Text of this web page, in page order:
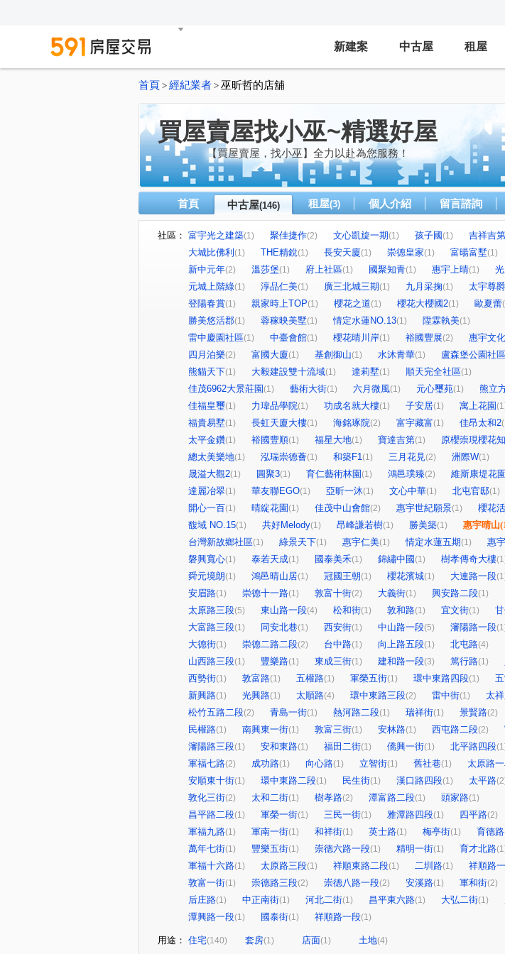
新建案 中古屋 租屋
首頁 > 經紀業者 > 巫昕哲的店舖
買屋賣屋找小巫~精選好屋
【買屋賣屋，找小巫】全力以赴為您服務！
首頁 中古屋(146) 租屋(3) 個人介紹 留言諮詢
社區： 富宇光之建築(1) 聚佳捷作(2) 文心凱旋一期(1) 孩子國(1) 吉祥吉第
大城比佛利 (1) THE精銳(1) 長安天廈(1) 崇德皇家(1) 富暘富墅(1)
新中元年(2) 溫莎堡(1) 府上社區(1) 國聚知青(1) 惠宇上晴(1)
元城上階綠(1) 淳品仁美(1) 廣三北城三期(1) 九月采掬(1) 太宇尊爵
登陽春賞(1) 親家時上TOP(1) 櫻花之道(1) 櫻花大櫻國2(1) 歐夏蕾
勝美悠活郡(1) 蓉稼映美墅(1) 情定水蓮NO.13(1) 陞霖執美(1)
雷中慶園社區(1) 中臺會館(1) 櫻花晴川岸(1) 裕國豐展(2) 惠宇文
四月泊樂(2) 富國大廈(1) 基創御山(1) 水沐青華(1) 盧森堡公園社區
熊貓天下(1) 大毅建設雙十流域(1) 達莉墅(1) 順天完全社區(1)
佳茂6962大景莊園 (1) 藝術大街(1) 六月微風(1) 元心璽苑(1) 熊立
佳福皇璽(1) 力瑋品學院(1) 功成名就大樓(1) 子安居(1) 寓上花園
福貴易墅(1) 長虹天廈大樓(1) 海銘琢院(2) 富宇藏富(1) 佳昂太和2
太平金鑽(1) 裕國豐順(1) 福星大地(1) 寶達吉第(1) 原櫻崇現櫻花
總太美樂地(1) 泓瑞崇德薈(1) 和築F1(1) 三月花見(2) 洲際W(1)
晟溢大觀2(1) 圓聚3(1) 育仁藝術林園 (1) 鴻邑璞臻(2) 維斯康堤花園
達麗冶翠(1) 華友聯EGO(1) 亞昕一沐(1) 文心中華(1) 北屯官邸(1)
開心一百(1) 晴綻花園 (1) 佳茂中山會館(2) 惠宇世紀願景(1) 櫻花
馥域 NO.15(1) 共好Melody(1) 昂峰謙若樹(1) 勝美築(1) 惠宇晴山
台灣新故鄉社區(1) 綠景天下(1) 惠宇仁美(1) 情定水蓮五期(1) 惠
磐興寬心(1) 泰若天成(1) 國泰美禾(1) 錦繡中國 (1) 樹孝傳奇大樓
舜元境朗(1) 鴻邑晴山居(1) 冠國王朝(1) 櫻花濱城(1) 大連路一段
安眉路(1) 崇德十一路(1) 敦富十街(2) 大義街(1) 興安路二段(1)
太原路三段(5) 東山路一段(4) 松和街(1) 敦和路(1) 宜文街(1)
大富路三段(1) 同安北巷(1) 西安街(1) 中山路一段(5) 瀋陽路一段
大德街(1) 崇德二路二段(2) 台中路(1) 向上路五段(1) 北屯路(4)
山西路三段(1) 豐樂路(1) 東成三街(1) 建和路一段(3) 篤行路(1)
西勢街(1) 敦富路(1) 五權路(1) 軍榮五街(1) 環中東路四段(1)
新興路(1) 光興路(1) 太順路(4) 環中東路三段(2) 雷中街(1) 太
松竹五路二段(2) 青島一街(1) 熱河路二段(1) 瑞祥街(1) 景賢路(2)
民權路(1) 南興東一街(1) 敦富三街(1) 安林路(1) 西屯路二段(2)
瀋陽路三段(1) 安和東路(1) 福田二街(1) 僑興一街(1) 北平路四段
軍福七路(2) 成功路(1) 向心路(1) 立智街(1) 舊社巷(1) 太原路
安順東十街(1) 環中東路二段(1) 民生街(1) 漢口路四段(1) 太平路
敦化三街(2) 太和二街(1) 樹孝路(2) 潭富路二段(1) 頭家路(1)
昌平路二段(1) 軍榮一街(1) 三民一街(1) 雅潭路四段(1) 四平路(2)
軍福九路(1) 軍南一街(1) 和祥街(1) 英士路(1) 梅亭街(1) 育德路
萬年七街(1) 豐樂五街(1) 崇德六路一段(1) 精明一街(1) 育才北路
軍福十六路(1) 太原路三段(1) 祥順東路二段(1) 二圳路(1) 祥順路
敦富一街(1) 崇德路三段(2) 崇德八路一段(2) 安溪路(1) 軍和街(2)
后庄路(1) 中正南街(1) 河北二街(1) 昌平東六路(1) 大弘二街(1)
潭興路一段(1) 國泰街(1) 祥順路一段(1)
用途： 住宅(140) 套房(1) 店面(1) 土地(4)